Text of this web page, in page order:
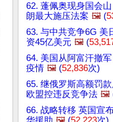
62. 蓬佩奥现身国会
朗最大施压法案 🖼️ (
63. 与中共竞争6G 美
资45亿美元 🖼️ (
64. 美国从阿富汗撤
疫情 🖼️ (52,836次)
65. 继俄罗斯高额罚
欧盟控违反竞争法 🖼️
66. 战略转移 英国宣
华援助 🖼️ (52,223次)